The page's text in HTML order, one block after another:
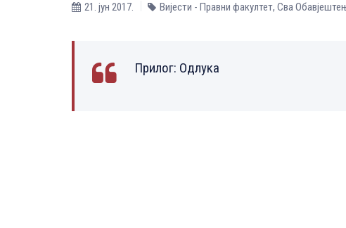
21. јун 2017. Вијести - Правни факултет, Сва
Прилог: Одлука